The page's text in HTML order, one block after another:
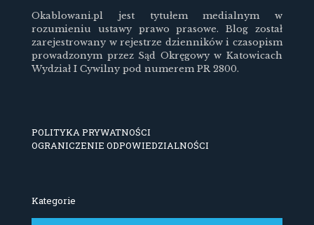
Okablowani.pl jest tytułem medialnym w
rozumieniu ustawy prawo prasowe. Blog został
zarejestrowany w rejestrze dzienników i czasopism
prowadzonym przez Sąd Okręgowy w Katowicach
Wydział I Cywilny pod numerem PR 2800.
POLITYKA PRYWATNOŚCI
OGRANICZENIE ODPOWIEDZIALNOŚCI
Kategorie